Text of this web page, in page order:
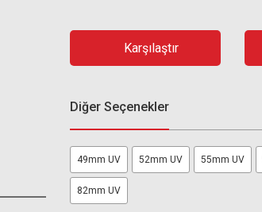
Karşılaştır
Diğer Seçenekler
49mm UV 52mm UV 55mm UV
82mm UV